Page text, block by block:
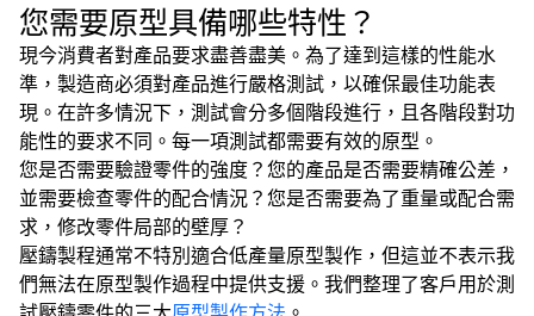
您需要原型具備哪些特性？
現今消費者對產品要求盡善盡美。為了達到這樣的性能水
準，製造商必須對產品進行嚴格測試，以確保最佳功能表
現。在許多情況下，測試會分多個階段進行，且各階段對功
能性的要求不同。每一項測試都需要有效的原型。
您是否需要驗證零件的強度？您的產品是否需要精確公差，
並需要檢查零件的配合情況？您是否需要為了重量或配合需
求，修改零件局部的壁厚？
壓鑄製程通常不特別適合低產量原型製作，但這並不表示我
們無法在原型製作過程中提供支援。我們整理了客戶用於測